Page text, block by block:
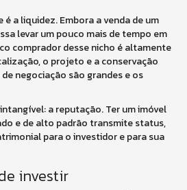
a liquidez. Embora a venda de um
levar um pouco mais de tempo em
comprador desse nicho é altamente
o projeto e a conservação
negociação são grandes e os
a reputação. Ter um imóvel
e de alto padrão transmite status,
para o investidor e para sua
investir